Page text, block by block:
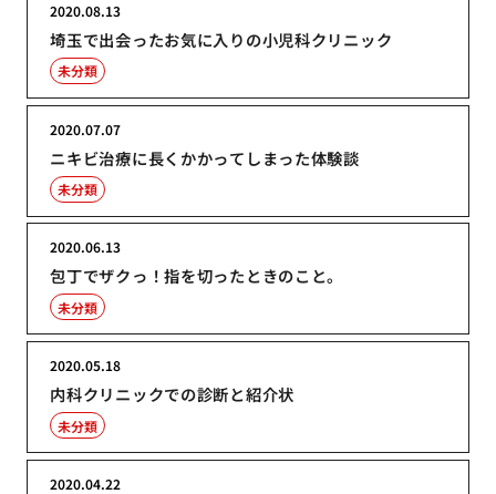
埼玉で出会ったお気に入りの小児科クリニック
2020.08.13
未分類
ニキビ治療に長くかかってしまった体験談
2020.07.07
未分類
包丁でザクっ！指を切ったときのこと。
2020.06.13
未分類
内科クリニックでの診断と紹介状
2020.05.18
未分類
2020.04.22